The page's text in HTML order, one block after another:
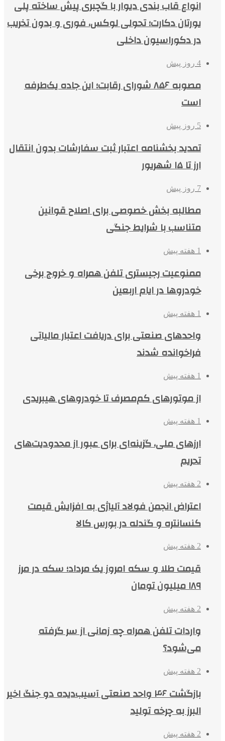
انواع قاب بندی دیوار با گچبری پیش ساخته پلی
یورتان دکارت؛ تحولی لوکس، فوری و بدون تخریب
در دکوراسیون داخلی
4 روز پیش
مصوبه ۸۵۶ شورای رقابت؛ این جاده یک‌طرفه
است
5 روز پیش
تمدید بخشنامه اعتبار ثبت سفارشات بدون انتقال
ارز تا ۱۵ شهریور
7 روز پیش
مطالبه بخش خصوصی برای اصلاح قوانین
متناسب با شرایط جنگی
1 هفته پیش
ممنوعیت رجیستری تلفن همراه و خروج برخی
خودروها در ایام اربعین
1 هفته پیش
واحدهای صنعتی برای دریافت اعتبار مالیاتی
فراخوانده شدند
1 هفته پیش
از موتورهای کم‌مصرف تا خودروهای هیبریدی
1 هفته پیش
ارزهای ملی، گزینه‌ای برای عبور از محدودیت‌های
تحریم
2 هفته پیش
اعتراض انجمن فولاد آلیاژی به افزایش قیمت
کنسانتره و گندله در بورس کالا
2 هفته پیش
قیمت طلا و سکه امروز یک مرداد؛ سکه در مرز
۱۸۹ میلیون تومان
2 هفته پیش
واردات تلفن همراه چه زمانی از سر گرفته
می‌شود؟
2 هفته پیش
بازگشت ۴۶ واحد صنعتی آسیب‌دیده دو جنگ اخیر
البرز به چرخه تولید
2 هفته پیش